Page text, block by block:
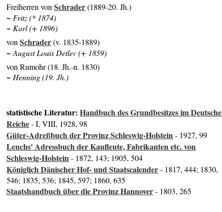
Freiherren vonSchrader(1889-20. Jh.)
~ Fritz (* 1874)
~ Karl (+ 1896)
vonSchrader(v. 1835-1889)
~ August Louis Detlev (+ 1859)
von Rumohr (18. Jh.-n. 1830)
~ Henning (19. Jh.)
statistische Literatur:Handbuch des Grundbesitzes im
Reiche- I, VIII, 1928, 98
Güter-Adreßbuch der Provinz Schleswig-Holstein- 1927, 99
Leuchs' Adressbuch der Kaufleute, Fabrikanten etc. von
Schleswig-Holstein- 1872, 143; 1905, 504
Königlich Dänischer Hof- und Staatscalender- 1817, 444; 1830,
546; 1835, 536; 1845, 597; 1860, 635
Staatshandbuch über die Provinz Hannover- 1803, 265